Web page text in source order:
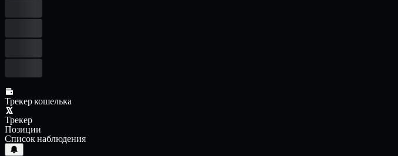
Трекер кошелька
Трекер
Позиции
Список наблюдения